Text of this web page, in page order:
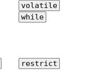
volatile
while
restrict